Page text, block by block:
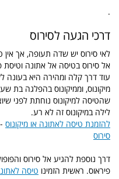
.
דרכי הגעה לסירוס
לאי סירוס יש שדה תעופה, אך אין
אל סירוס בטיסה אל אתונה וטיסת
עוד דרך קלה ומהירה היא בעונה
מיקונוס, וממיקונוס בהפלגה בת
שהטיסה למיקונוס נוחתת לפני
לילה במיקונוס זה לא רע.
להזמנת טיסה לאתונה או מיקונוס -
סירוס
דרך נוספת להגיע אל סירוס
פיראוס. ראשית הזמינו טיסה